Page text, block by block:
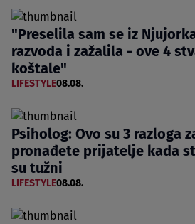
"Preselila sam se iz
razvoda i zažalila - ove 4
koštale"
LIFESTYLE08.08.
Psiholog: Ovo su 3 razloga
pronađete prijatelje kada
su tužni
LIFESTYLE08.08.